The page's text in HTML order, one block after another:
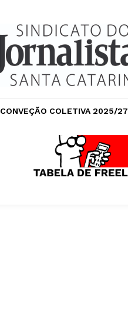
CONVEÇÃO COLETIVA 2025/27